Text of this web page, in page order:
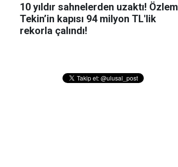
10 yıldır sahnelerden uzaktı! Özlem
Tekin’in kapısı 94 milyon TL'lik
rekorla çalındı!